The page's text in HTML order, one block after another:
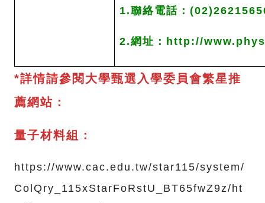
1.聯絡電話：
2.網址：http://
*詳情請參閱大學甄選入學委員會繁星推
薦網站：
量子材料組：
https://www.cac.edu.tw/star115/system/
ColQry_115xStarFoRstU_BT65fwZ9z/ht